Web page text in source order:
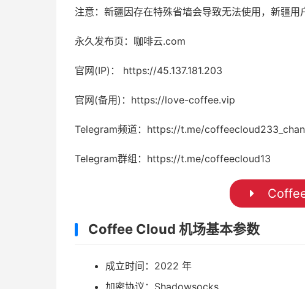
注意：新疆因存在特殊省墙会导致无法使用，新疆用
永久发布页：咖啡云.com
官网(IP)： https://45.137.181.203
官网(备用)：https://love-coffee.vip
Telegram频道：https://t.me/
Telegram群组：https://t.me/coffeecloud13
Coffee Cloud 机场基本参数
成立时间：2022 年
加密协议：Shadowsocks